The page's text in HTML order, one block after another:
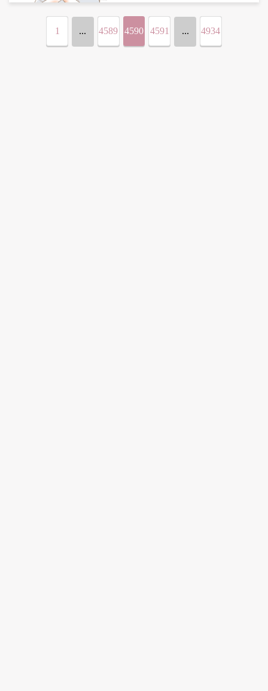
1 ... 4589 4590 4591 ... 4934